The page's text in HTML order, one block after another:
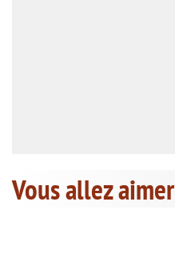
Vous allez aimer